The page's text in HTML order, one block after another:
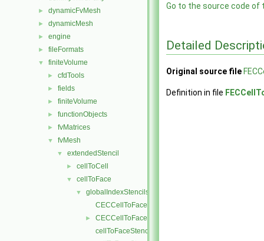
► dynamicFvMesh
► dynamicMesh
► engine
► fileFormats
▼ finiteVolume
► cfdTools
► fields
► finiteVolume
► functionObjects
► fvMatrices
▼ fvMesh
▼ extendedStencil
► cellToCell
▼ cellToFace
▼
globalIndexStencils
CECCellToFaceStencil.C
►
CECCellToFaceStencil.H
cellToFaceStencil.C
Go to the source code of
Detailed
Original source file
Definition in file